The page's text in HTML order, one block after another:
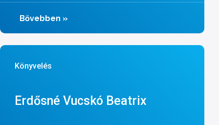
Bővebben »
Könyvelés
Erdősné Vucskó Beatrix